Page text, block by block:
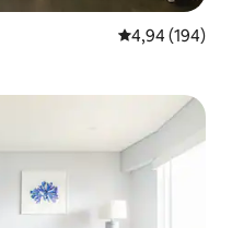
Évaluation
4,94 (194)